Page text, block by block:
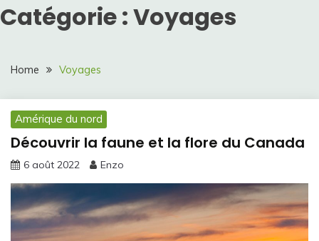
Catégorie :Voyages
Home Voyages
Amérique du nord
Découvrir la faune et la flore du Canada
6 août 2022 Enzo